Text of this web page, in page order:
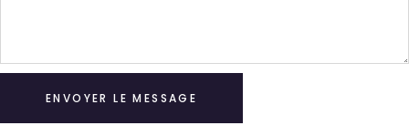
ENVOYER LE MESSAGE